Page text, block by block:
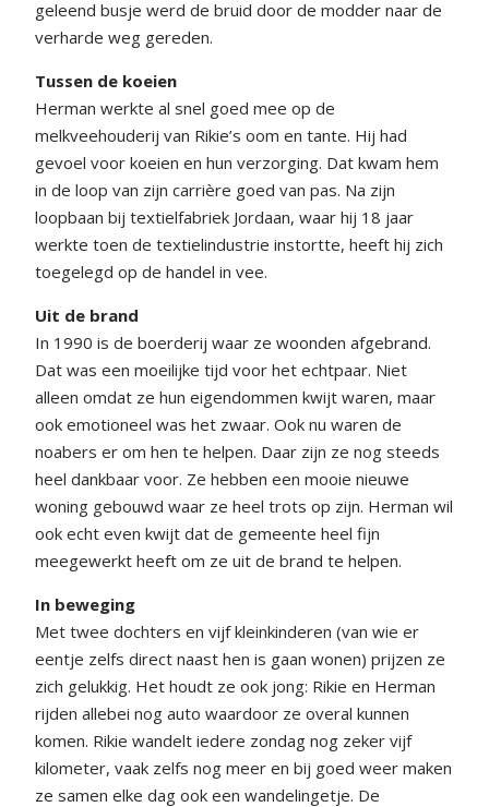
geleend busje werd de bruid door de modder naar de
verharde weg gereden.
Tussen de koeien
Herman werkte al snel goed mee op de
melkveehouderij van Rikie’s oom en tante. Hij had
gevoel voor koeien en hun verzorging. Dat kwam hem
in de loop van zijn carrière goed van pas. Na zijn
loopbaan bij textielfabriek Jordaan, waar hij 18 jaar
werkte toen de textielindustrie instortte, heeft hij zich
toegelegd op de handel in vee.
Uit de brand
In 1990 is de boerderij waar ze woonden afgebrand.
Dat was een moeilijke tijd voor het echtpaar. Niet
alleen omdat ze hun eigendommen kwijt waren, maar
ook emotioneel was het zwaar. Ook nu waren de
noabers er om hen te helpen. Daar zijn ze nog steeds
heel dankbaar voor. Ze hebben een mooie nieuwe
woning gebouwd waar ze heel trots op zijn. Herman wil
ook echt even kwijt dat de gemeente heel fijn
meegewerkt heeft om ze uit de brand te helpen.
In beweging
Met twee dochters en vijf kleinkinderen (van wie er
eentje zelfs direct naast hen is gaan wonen) prijzen ze
zich gelukkig. Het houdt ze ook jong: Rikie en Herman
rijden allebei nog auto waardoor ze overal kunnen
komen. Rikie wandelt iedere zondag nog zeker vijf
kilometer, vaak zelfs nog meer en bij goed weer maken
ze samen elke dag ook een wandelingetje. De